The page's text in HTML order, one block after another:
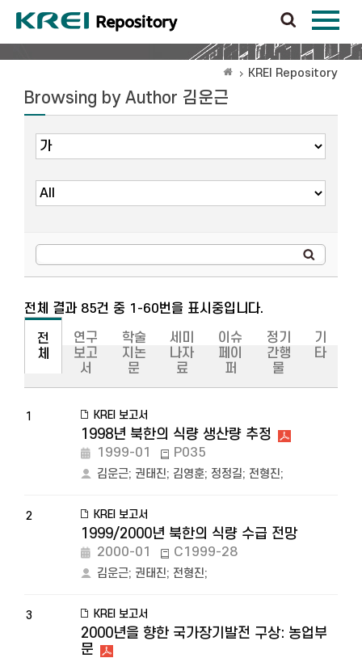
KREI Repository
Browsing by Author 김운근
전체 결과 85건 중 1-60번을 표시중입니다.
전
체
연구
보고
서
학술
지논
문
세미
나자
료
이슈
페이
퍼
정기
간행
물
기
타
1 KREI 보고서
1998년 북한의 식량 생산량 추정
1999-01 P035
김운근; 권태진; 김영훈; 정정길; 전형진;
2 KREI 보고서
1999/2000년 북한의 식량 수급 전망
2000-01 C1999-28
김운근; 권태진; 전형진;
3 KREI 보고서
2000년을 향한 국가장기발전 구상: 농업부
문